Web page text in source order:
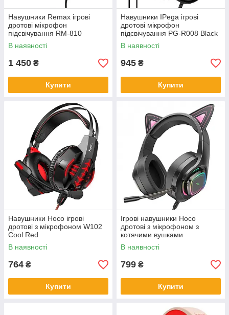
Навушники Remax ігрові
дротові мікрофон
підсвічування RM-810
В наявності
1 450 ₴
Купити
Навушники IPega ігрові
дротові мікрофон
підсвічування PG-R008 Black
В наявності
945 ₴
Купити
Навушники Hoco ігрові
дротові з мікрофоном W102
Cool Red
В наявності
764 ₴
Купити
Ігрові навушники Hoco
дротові з мікрофоном з
котячими вушками
підсвічування W107 Cat Ear
Pink
В наявності
799 ₴
Купити